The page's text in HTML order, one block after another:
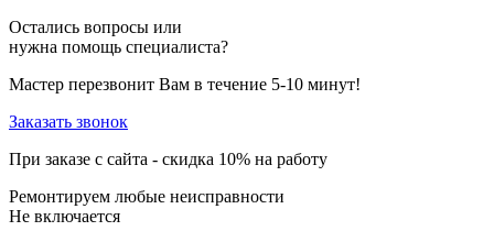
Остались вопросы или
нужна помощь специалиста?
Мастер перезвонит Вам в течение 5-10 минут!
Заказать звонок
При заказе с сайта - скидка 10% на работу
Ремонтируем любые неисправности
Не включается